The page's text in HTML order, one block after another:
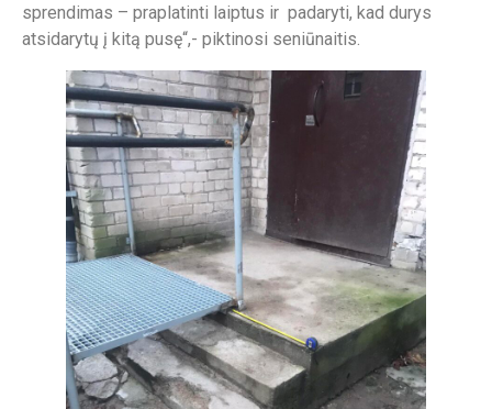
sprendimas – praplatinti laiptus ir padaryti, kad durys
atsidarytų į kitą pusę“,- piktinosi seniūnaitis.